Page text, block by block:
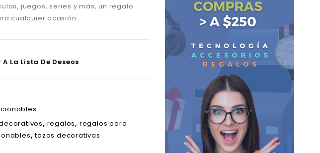
juegos, series y más, un regalo
cualquier ocasión.
La Lista De Deseos
, regalos, regalos para
,tazas decorativas